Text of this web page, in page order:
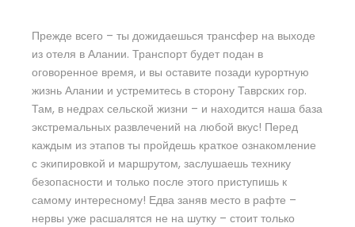
Прежде всего – ты дожидаешься трансфер на выходе
из отеля в Алании. Транспорт будет подан в
оговоренное время, и вы оставите позади курортную
жизнь Алании и устремитесь в сторону Таврских гор.
Там, в недрах сельской жизни – и находится наша база
экстремальных развлечений на любой вкус! Перед
каждым из этапов ты пройдешь краткое ознакомление
с экипировкой и маршрутом, заслушаешь технику
безопасности и только после этого приступишь к
самому интересному! Едва заняв место в рафте –
нервы уже расшалятся не на шутку – стоит только